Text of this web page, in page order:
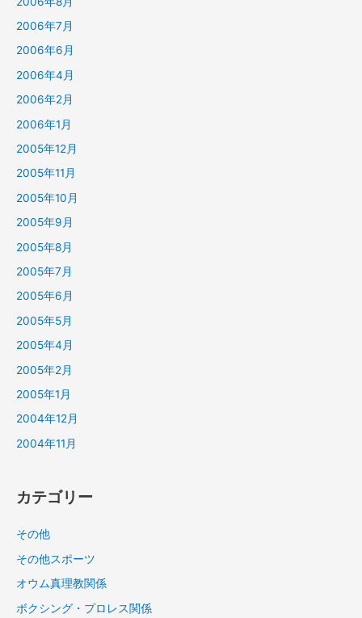
2006年7月
2006年6月
2006年4月
2006年2月
2006年1月
2005年12月
2005年11月
2005年10月
2005年9月
2005年8月
2005年7月
2005年6月
2005年5月
2005年4月
2005年2月
2005年1月
2004年12月
2004年11月
カテゴリー
その他
その他スポーツ
オウム真理教関係
ボクシング・プロレス関係